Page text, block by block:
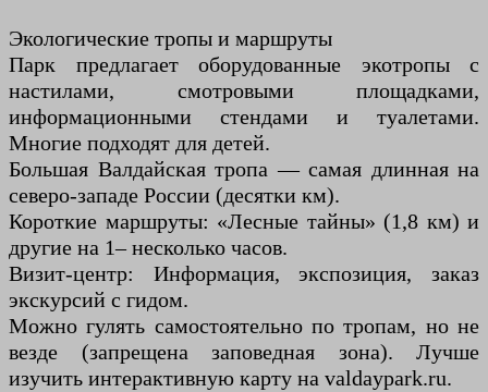
Экологические тропы и маршруты
Парк предлагает оборудованные экотропы с
настилами, смотровыми площадками,
информационными стендами и туалетами.
Многие подходят для детей.
Большая Валдайская тропа — самая длинная на
северо-западе России (десятки км).
Короткие маршруты: «Лесные тайны» (1,8 км) и
другие на 1– несколько часов.
Визит-центр: Информация, экспозиция, заказ
экскурсий с гидом.
Можно гулять самостоятельно по тропам, но не
везде (запрещена заповедная зона). Лучше
изучить интерактивную карту на valdaypark.ru.